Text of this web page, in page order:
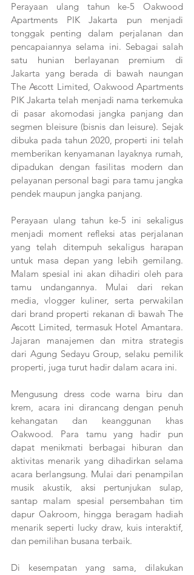
Perayaan ulang tahun ke-5 Oakwood
Apartments PIK Jakarta pun menjadi
tonggak penting dalam perjalanan dan
pencapaiannya selama ini. Sebagai salah
satu hunian berlayanan premium di
Jakarta yang berada di bawah naungan
The Ascott Limited, Oakwood Apartments
PIK Jakarta telah menjadi nama terkemuka
di pasar akomodasi jangka panjang dan
segmen bleisure (bisnis dan leisure). Sejak
dibuka pada tahun 2020, properti ini telah
memberikan kenyamanan layaknya rumah,
dipadukan dengan fasilitas modern dan
pelayanan personal bagi para tamu jangka
pendek maupun jangka panjang.
Perayaan ulang tahun ke-5 ini sekaligus
menjadi moment refleksi atas perjalanan
yang telah ditempuh sekaligus harapan
untuk masa depan yang lebih gemilang.
Malam spesial ini akan dihadiri oleh para
tamu undangannya. Mulai dari rekan
media, vlogger kuliner, serta perwakilan
dari brand properti rekanan di bawah The
Ascott Limited, termasuk Hotel Amantara.
Jajaran manajemen dan mitra strategis
dari Agung Sedayu Group, selaku pemilik
properti, juga turut hadir dalam acara ini.
Mengusung dress code warna biru dan
krem, acara ini dirancang dengan penuh
kehangatan dan keanggunan khas
Oakwood. Para tamu yang hadir pun
dapat menikmati berbagai hiburan dan
aktivitas menarik yang dihadirkan selama
acara berlangsung. Mulai dari penampilan
musik akustik, aksi pertunjukan sulap,
santap malam spesial persembahan tim
dapur Oakroom, hingga beragam hadiah
menarik seperti lucky draw, kuis interaktif,
dan pemilihan busana terbaik.
Di kesempatan yang sama, dilakukan